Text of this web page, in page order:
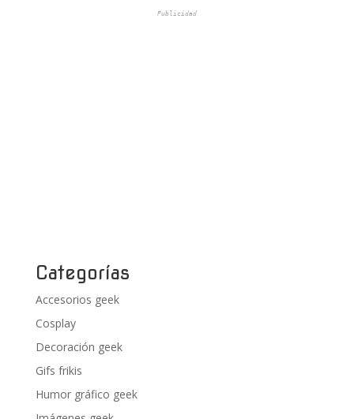
Publicidad
Categorías
Accesorios geek
Cosplay
Decoración geek
Gifs frikis
Humor gráfico geek